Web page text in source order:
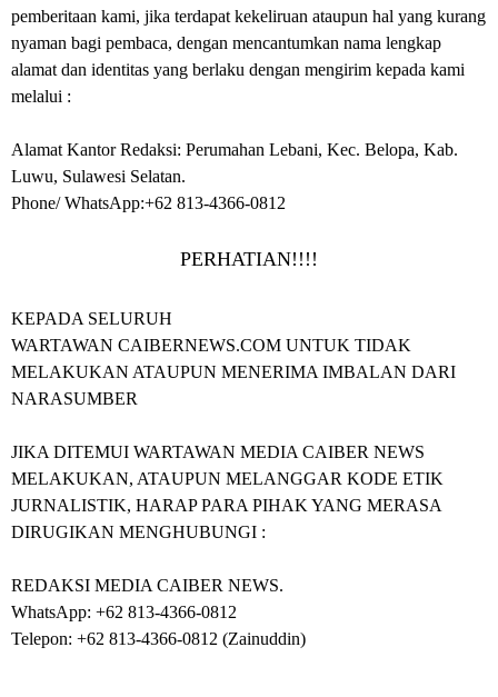
pemberitaan kami, jika terdapat kekeliruan ataupun hal yang kurang
nyaman bagi pembaca, dengan mencantumkan nama lengkap
alamat dan identitas yang berlaku dengan mengirim kepada kami
melalui :
Alamat Kantor Redaksi: Perumahan Lebani, Kec. Belopa, Kab.
Luwu, Sulawesi Selatan.
Phone/ WhatsApp:+62 813-4366-0812
PERHATIAN!!!!
KEPADA SELURUH
WARTAWAN CAIBERNEWS.COM UNTUK TIDAK
MELAKUKAN ATAUPUN MENERIMA IMBALAN DARI
NARASUMBER
JIKA DITEMUI WARTAWAN MEDIA CAIBER NEWS
MELAKUKAN, ATAUPUN MELANGGAR KODE ETIK
JURNALISTIK, HARAP PARA PIHAK YANG MERASA
DIRUGIKAN MENGHUBUNGI :
REDAKSI MEDIA CAIBER NEWS.
WhatsApp: +62 813-4366-0812
Telepon: +62 813-4366-0812 (Zainuddin)